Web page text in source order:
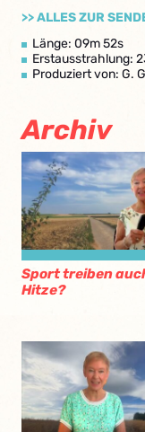
>> ALLES ZUR
Länge: 09m 52s
Erstausstrahlung:
Produziert von: G.
Archiv
Sport treiben
Hitze?